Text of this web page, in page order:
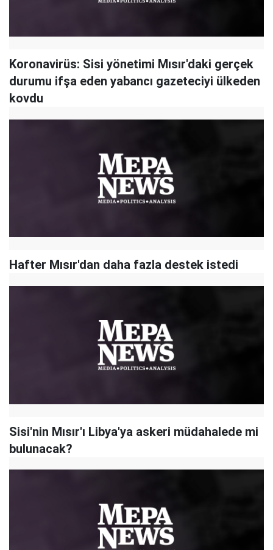
Koronavirüs: Sisi yönetimi Mısır'daki gerçek
durumu ifşa eden yabancı gazeteciyi ülkeden
kovdu
Hafter Mısır'dan daha fazla destek istedi
Sisi'nin Mısır'ı Libya'ya askeri müdahalede mi
bulunacak?